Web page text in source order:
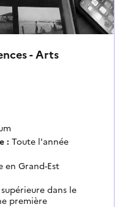
- Arts
: Toute l'année
en Grand-Est
dans le
première